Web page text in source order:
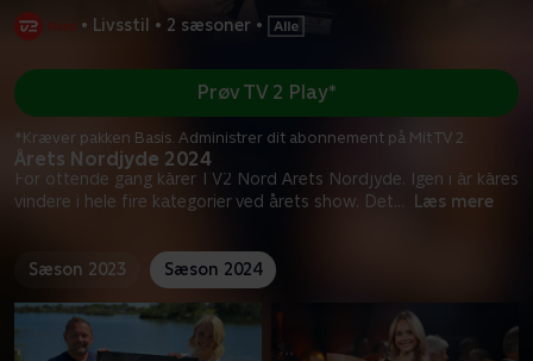
• Livsstil • 2 sæsoner •
Årets Nordjyde 2024
For ottende gang kårer TV2 Nord Årets Nordjyde. Igen i år kåres
vindere i hele fire kategorier ved årets show. Det... Læs mere
Prøv TV 2 Play*
*Kræver pakken Basis. Administrer dit abonnement på Mit TV 2.
Sæson 2023 Sæson 2024